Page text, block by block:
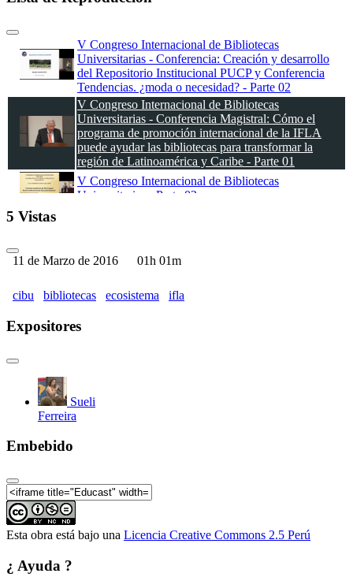
V Congreso Internacional de Bibliotecas
Universitarias - Conferencia: Creación y desarrollo
del Repositorio Institucional PUCP y Conferencia
Tendencias. ¿moda o necesidad? - Parte 02
V Congreso Internacional de Bibliotecas
Universitarias - Conferencia Magistral: Cómo el
programa de promoción internacional de la IFLA
puede ayudar las bibliotecas para transformar la
región de Latinoamérica y Caribe - Parte 01
V Congreso Internacional de Bibliotecas
Universitarias - Parte 03
5 Vistas
11 de Marzo de 2016 01h 01m
cibu bibliotecas ecosistema ifla
Expositores
Sueli
Ferreira
Embebido
Esta obra está bajo una Licencia Creative Commons 2.5 Perú
¿ Ayuda ?